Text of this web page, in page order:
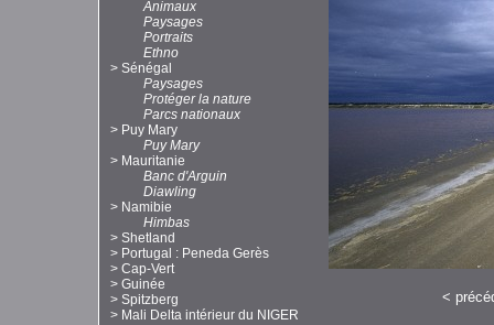
Animaux
Paysages
Portraits
Ethno
> Sénégal
Paysages
Protéger la nature
Parcs nationaux
> Puy Mary
Puy Mary
> Mauritanie
Banc d'Arguin
Diawling
> Namibie
Himbas
> Shetland
> Portugal : Peneda Gerès
> Cap-Vert
> Guinée
> Spitzberg
> Mali Delta intérieur du NIGER
<